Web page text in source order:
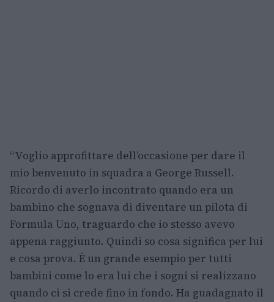
“Voglio approfittare dell’occasione per dare il
mio benvenuto in squadra a George Russell.
Ricordo di averlo incontrato quando era un
bambino che sognava di diventare un pilota di
Formula Uno, traguardo che io stesso avevo
appena raggiunto. Quindi so cosa significa per lui
e cosa prova. È un grande esempio per tutti
bambini come lo era lui che i sogni si realizzano
quando ci si crede fino in fondo. Ha guadagnato il